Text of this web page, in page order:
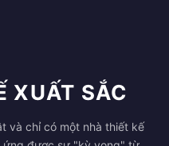
XUẤT SẮC
và chỉ có một nhà thiết kế